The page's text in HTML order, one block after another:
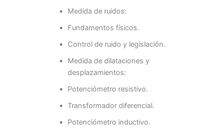
Medida de ruidos:
Fundamentos físicos.
Control de ruido y legislación.
Medida de dilataciones y
desplazamientos:
Potenciómetro resistivo.
Transformador diferencial.
Potenciómetro inductivo.